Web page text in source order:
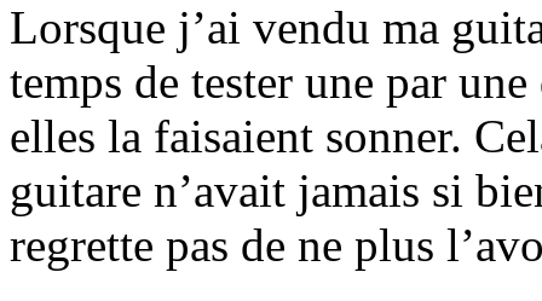
Lorsque j’ai vendu ma
temps de tester une par
elles la faisaient sonner.
guitare n’avait jamais si
regrette pas de ne plus